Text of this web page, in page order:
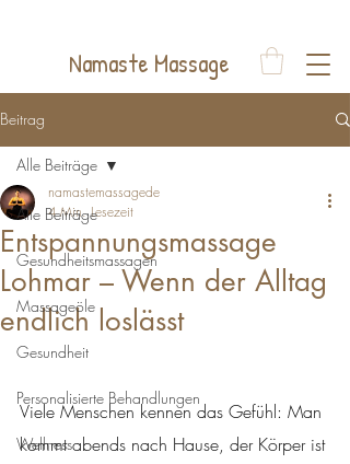
Namaste Massage
Beitrag
Alle Beiträge
Gesundheitsmassagen
Massageöle
Gesundheit
Personalisierte Behandlungen
Wellness
Alle Beiträge
Entspannungsmassage
Lohmar – Wenn der Alltag
endlich loslässt
namastemassagede
4 Min. Lesezeit
Viele Menschen kennen das Gefühl: Man
kommt abends nach Hause, der Körper ist